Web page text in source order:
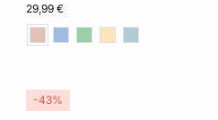
29,99 €
-43%